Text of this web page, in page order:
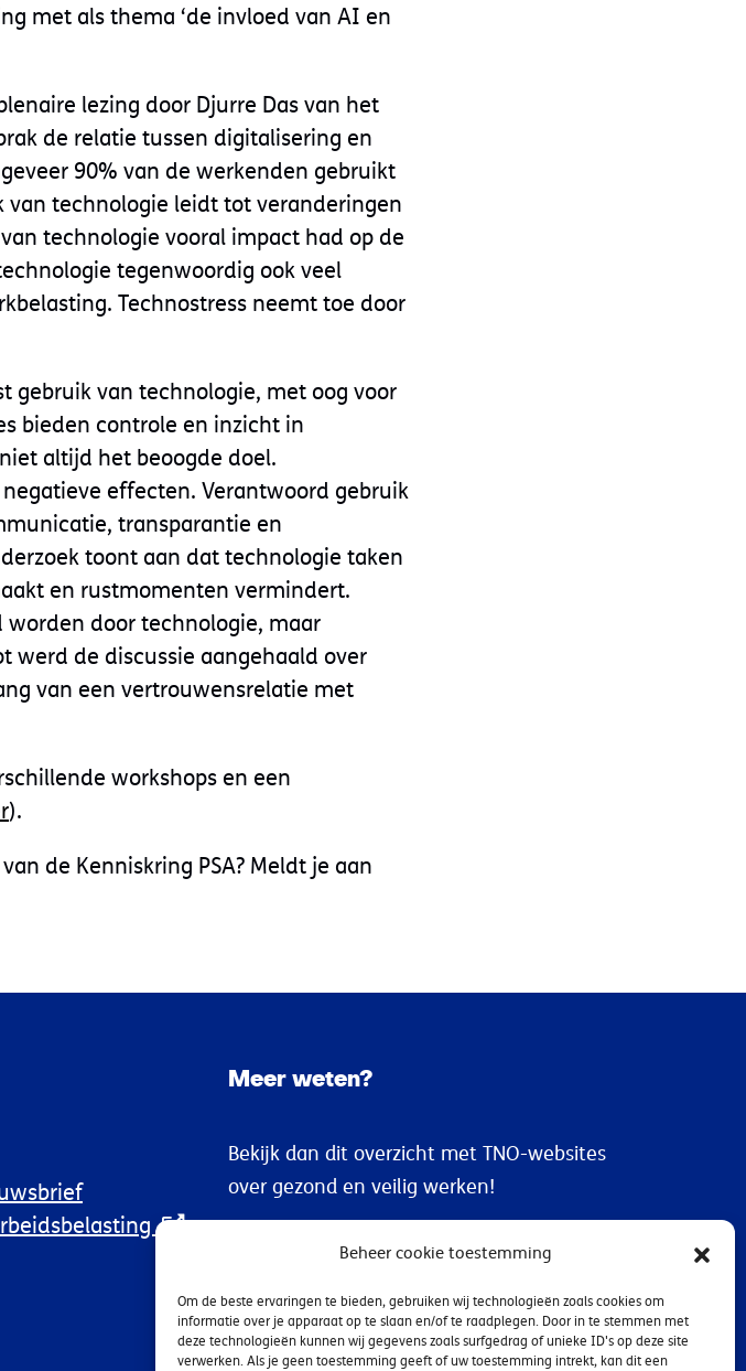
Beheer cookie toestemming
Om de beste ervaringen te bieden, gebruiken wij technologieën zoals cookies om
informatie over je apparaat op te slaan en/of te raadplegen. Door in te stemmen met
deze technologieën kunnen wij gegevens zoals surfgedrag of unieke ID's op deze site
verwerken. Als je geen toestemming geeft of uw toestemming intrekt, kan dit een
met als thema ‘de invloed van AI en
lezing door Djurre Das van het
de relatie tussen digitalisering en
90% van de werkenden gebruikt
technologie leidt tot veranderingen
technologie vooral impact had op de
tegenwoordig ook veel
Technostress neemt toe door
gebruik van technologie, met oog voor
bieden controle en inzicht in
altijd het beoogde doel.
effecten. Verantwoord gebruik
transparantie en
toont aan dat technologie taken
en rustmomenten vermindert.
door technologie, maar
werd de discussie aangehaald over
van een vertrouwensrelatie met
workshops en een
).
de Kenniskring PSA? Meldt je aan
Meer weten?
Bekijk dan dit overzicht met TNO-websites
over gezond en veilig werken!
Gezond en veilig werken